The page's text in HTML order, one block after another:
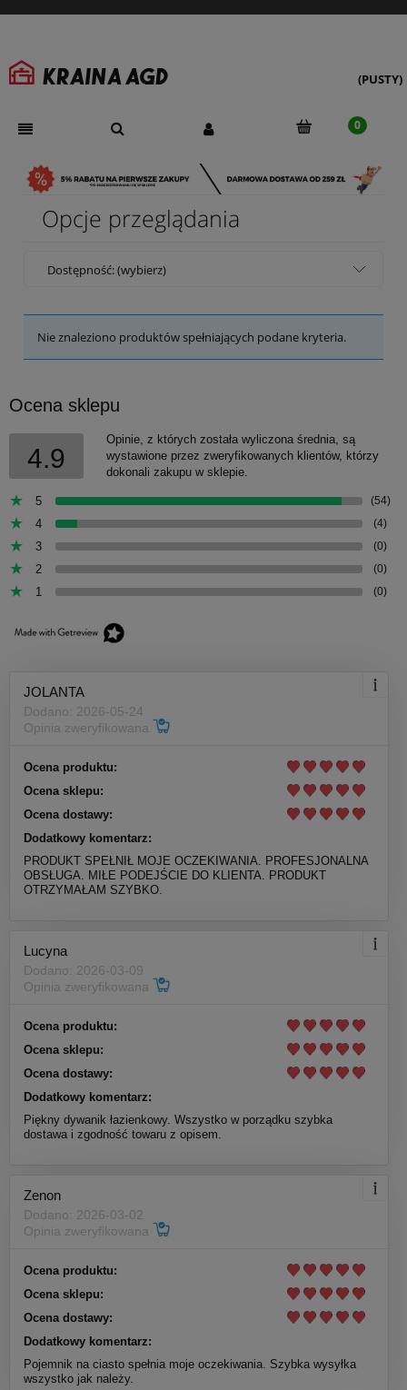
(PUSTY)
Opcje przeglądania
Dostępność: (wybierz)
Nie znaleziono produktów spełniających podane kryteria.
Ocena sklepu
4.9
Opinie, z których została wyliczona średnia, są
wystawione przez zweryfikowanych klientów, którzy
dokonali zakupu w sklepie.
5 (54)
4 (4)
3 (0)
2 (0)
1 (0)
JOLANTA
Dodano: 2026-05-24
Opinia zweryfikowana
Ocena produktu:
Ocena sklepu:
Ocena dostawy:
Dodatkowy komentarz:
PRODUKT SPEŁNIŁ MOJE OCZEKIWANIA. PROFESJONALNA
OBSŁUGA. MIŁE PODEJŚCIE DO KLIENTA. PRODUKT
OTRZYMAŁAM SZYBKO.
Lucyna
Dodano: 2026-03-09
Opinia zweryfikowana
Ocena produktu:
Ocena sklepu:
Ocena dostawy:
Dodatkowy komentarz:
Piękny dywanik łazienkowy. Wszystko w porządku szybka
dostawa i zgodność towaru z opisem.
Zenon
Dodano: 2026-03-02
Opinia zweryfikowana
Ocena produktu:
Ocena sklepu:
Ocena dostawy:
Dodatkowy komentarz:
Pojemnik na ciasto spełnia moje oczekiwania. Szybka wysyłka
wszystko jak należy.